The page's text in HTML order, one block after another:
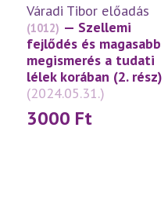
Váradi Tibor előadás
(1012) — Szellemi
fejlődés és magasabb
megismerés a tudati
lélek korában (2. rész)
(2024.05.31.)
3000 Ft